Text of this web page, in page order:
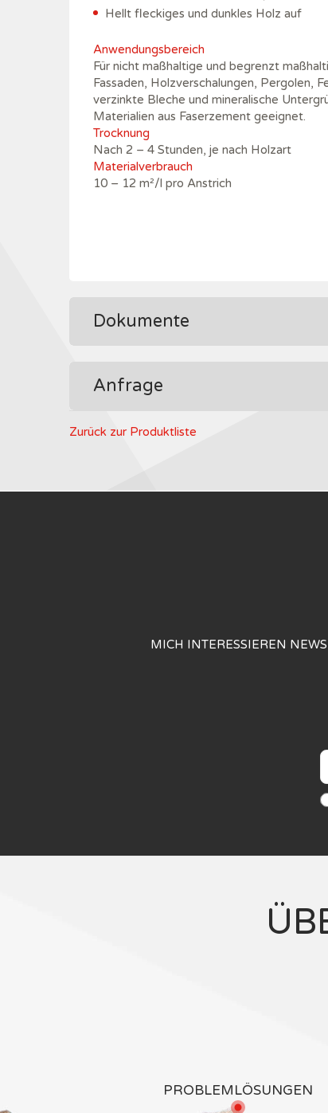
Hellt fleckiges und dunkles Holz auf
Anwendungsbereich
Für nicht maßhaltige und begrenzt
Fassaden, Holzverschalungen, Pergolen,
verzinkte Bleche und mineralische
Materialien aus Faserzement geeignet.
Trocknung
Nach 2 – 4 Stunden, je nach Holzart
Materialverbrauch
10 – 12 m²/l pro Anstrich
Dokumente
Anfrage
Zurück zur Produktliste
MICH INTERESSIEREN
PROBLEMLÖSUNGEN